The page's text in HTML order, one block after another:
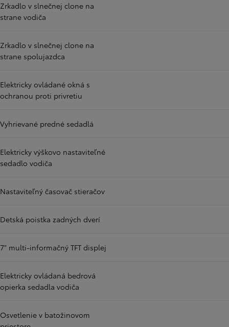
Zrkadlo v slnečnej clone na
strane vodiča
Zrkadlo v slnečnej clone na
strane spolujazdca
Elektricky ovládané okná s
ochranou proti privretiu
Vyhrievané predné sedadlá
Elektricky výškovo nastaviteľné
sedadlo vodiča
Nastaviteľný časovač stieračov
Detská poistka zadných dverí
7" multi-informačný TFT displej
Elektricky ovládaná bedrová
opierka sedadla vodiča
Osvetlenie v batožinovom